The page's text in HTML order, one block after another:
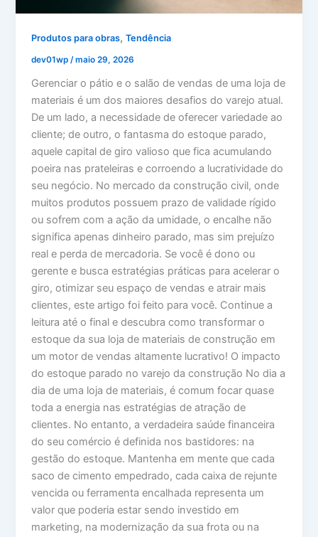
Produtos para obras,Tendência
dev01wp/maio 29, 2026
Gerenciar o pátio e o salão de vendas de uma loja de
materiais é um dos maiores desafios do varejo atual.
De um lado, a necessidade de oferecer variedade ao
cliente; de outro, o fantasma do estoque parado,
aquele capital de giro valioso que fica acumulando
poeira nas prateleiras e corroendo a lucratividade do
seu negócio. No mercado da construção civil, onde
muitos produtos possuem prazo de validade rígido
ou sofrem com a ação da umidade, o encalhe não
significa apenas dinheiro parado, mas sim prejuízo
real e perda de mercadoria. Se você é dono ou
gerente e busca estratégias práticas para acelerar o
giro, otimizar seu espaço de vendas e atrair mais
clientes, este artigo foi feito para você. Continue a
leitura até o final e descubra como transformar o
estoque da sua loja de materiais de construção em
um motor de vendas altamente lucrativo! O impacto
do estoque parado no varejo da construção No dia a
dia de uma loja de materiais, é comum focar quase
toda a energia nas estratégias de atração de
clientes. No entanto, a verdadeira saúde financeira
do seu comércio é definida nos bastidores: na
gestão do estoque. Mantenha em mente que cada
saco de cimento empedrado, cada caixa de rejunte
vencida ou ferramenta encalhada representa um
valor que poderia estar sendo investido em
marketing, na modernização da sua frota ou na